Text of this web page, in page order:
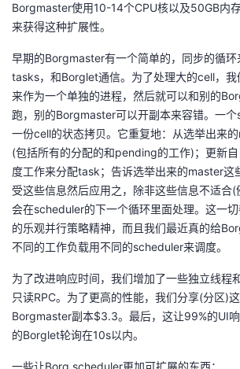
Borgmaster使用10-14个CPU核以及50GB内
来获得这种扩展性。
早期的Borgmaster有一个简单的，同步的循
tasks，和Borglet通信。为了处理大的cell，
来作为一个单独的进程，然后就可以和别的
跑，别的Borgmaster可以开副本来容错。一
一份cell的状态拷贝。它重复地：从选举出来
(包括所有的分配的和pending的工作)；更新
度工作来分配task；告诉选举出来的master这
受这些信息然后应用之，除非这些信息不适合
会在scheduler的下一个循环里面处理。这一
的乐观并行策略精神，而且我们最近真的给
不同的工作负载用不同的scheduler来调度。
为了改进响应时间，我们增加了一些独立线程
只读RPC。为了更高的性能，我们分享(分区)
Borgmaster副本$3.3。最后，这让99%的UI
的Borglet轮询在10s以内。
一些让Borg scheduler更加可扩展的东西：